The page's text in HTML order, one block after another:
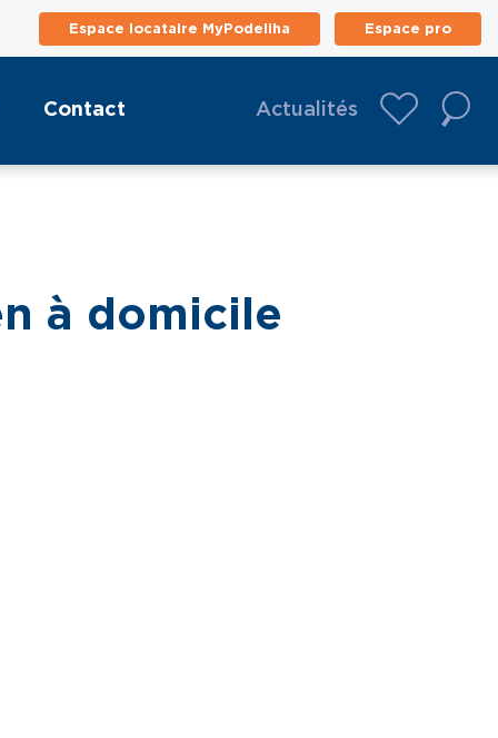
Espace locataire MyPodeliha Espace pro
Contact Actualités
à domicile